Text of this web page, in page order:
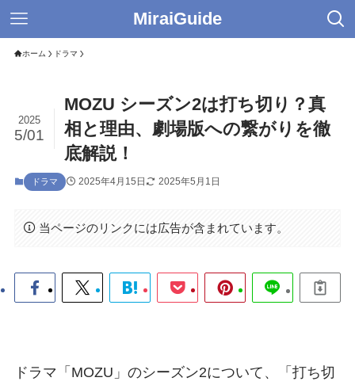
MiraiGuide
ホーム ドラマ
MOZU シーズン2は打ち切り？真
相と理由、劇場版への繋がりを徹
底解説！
2025
5/01
ドラマ 2025年4月15日 2025年5月1日
当ページのリンクには広告が含まれています。
ドラマ「MOZU」のシーズン2について、「打ち切